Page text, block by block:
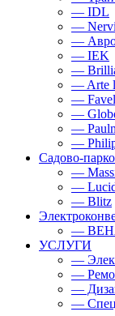
— IDL
—
—
— IEK
—
— Arte
— Favel
—
—
—
Садово-
—
—
— Blitz
—
УСЛУГИ
—
—
—
—